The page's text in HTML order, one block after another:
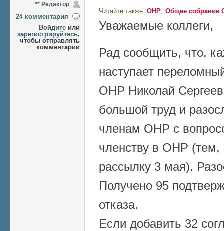
** Редактор
24 комментария
Войдите или
зарегистрируйтесь,
чтобы отправлять
комментарии
Читайте также: ОНР Общее собрание
Уважаемые коллеги,
Рад сообщить, что,
наступает
ОНР Николай
большой труд и
членам ОНР с
членству в ОНР (тем,
рассылку 3 мая).
Получено 95
отказа.
Если добавить 32